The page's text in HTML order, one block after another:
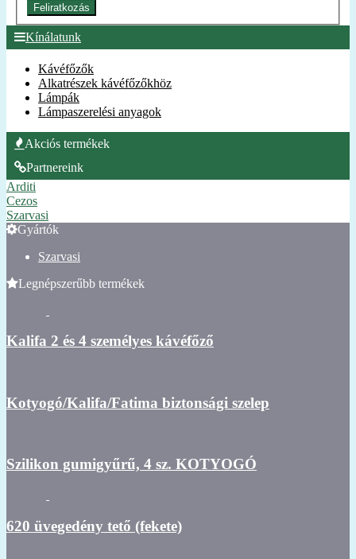
Feliratkozás
Kínálatunk
Kávéfőzők
Alkatrészek kávéfőzőkhöz
Lámpák
Lámpaszerelési anyagok
Akciós termékek
Partnereink
Arditi
Cezos
Szarvasi
Gyártók
Szarvasi
Legnépszerűbb termékek
Kalifa 2 és 4 személyes kávéfőző
Kotyogó/Kalifa/Fatima biztonsági szelep
Szilikon gumigyűrű, 4 sz. KOTYOGÓ
620 üvegedény tető (fekete)